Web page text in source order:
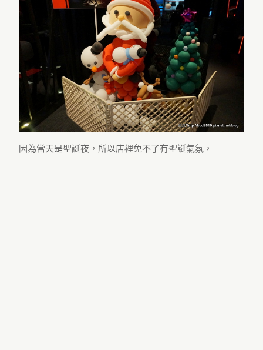
因為當天是聖誕夜，所以店裡免不了有聖誕氣氛，